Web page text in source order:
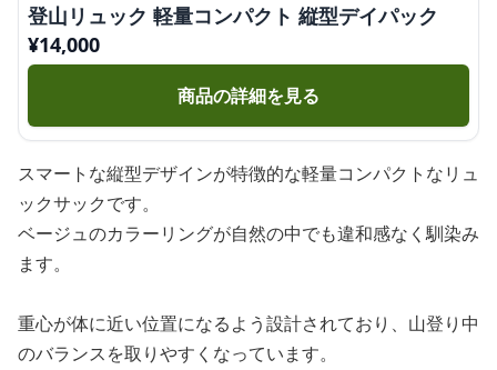
登山リュック 軽量コンパクト 縦型デイパック
¥14,000
商品の詳細を見る
スマートな縦型デザインが特徴的な軽量コンパクトなリュ
ックサックです。
ベージュのカラーリングが自然の中でも違和感なく馴染み
ます。
重心が体に近い位置になるよう設計されており、山登り中
のバランスを取りやすくなっています。